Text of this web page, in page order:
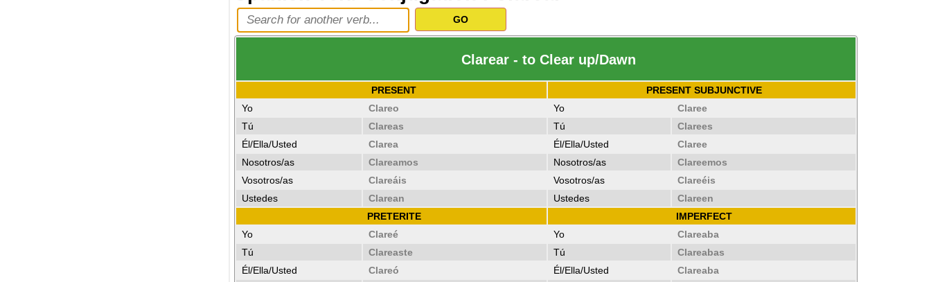
Clarear - to Clear up/Dawn
PRESENT
PRESENT SUBJUNCTIVE
Yo
Clareo Yo
Claree
Tú
Clareas Tú
Clarees
Él/Ella/Usted
Clarea Él/Ella/Usted
Claree
Nosotros/as
Clareamos Nosotros/as
Clareemos
Vosotros/as
Clareáis Vosotros/as
Clareéis
Ustedes
Clarean Ustedes
Clareen
PRETERITE
IMPERFECT
Yo
Clareé Yo
Clareaba
Tú
Clareaste Tú
Clareabas
Él/Ella/Usted
Clareó Él/Ella/Usted
Clareaba